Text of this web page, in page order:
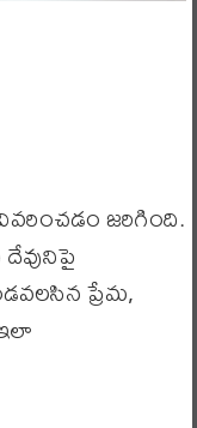
జరిగింది.
దేవునిపై
ప్రేమ,